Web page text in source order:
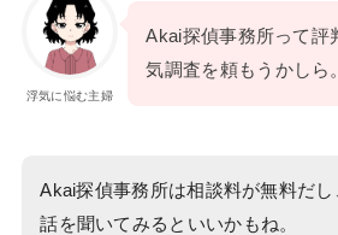
浮気に悩む主婦
Akai探偵事務所って評
気調査を頼もうかしら。
Akai探偵事務所は相談料が無料だし
話を聞いてみるといいかもね。